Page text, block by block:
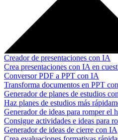
Creador de presentaciones con IA
Crea presentaciones con IA en
Conversor PDF a PPT con IA
Transforma documentos en PPT
Generador de planes de estudios
Haz planes de estudios más
Generador de ideas para romper el
Consigue actividades e ideas para
Generador de ideas de cierre con IA